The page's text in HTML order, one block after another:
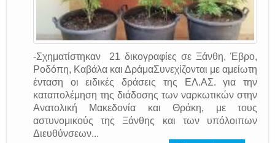
-Σχηματίστηκαν 21 δικογραφίες σε Ξάνθη, Έβρο,
Ροδόπη, Καβάλα και ΔράμαΣυνεχίζονται με αμείωτη
ένταση οι ειδικές δράσεις της EΛ.AΣ. για την
καταπολέμηση της διάδοσης των ναρκωτικών στην
Ανατολική Μακεδονία και Θράκη, με τους
αστυνομικούς της Ξάνθης και των υπόλοιπων
Διευθύνσεων...